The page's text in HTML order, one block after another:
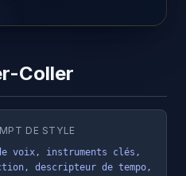
Coller
DE STYLE
voix, instruments clés,
descripteur de tempo,